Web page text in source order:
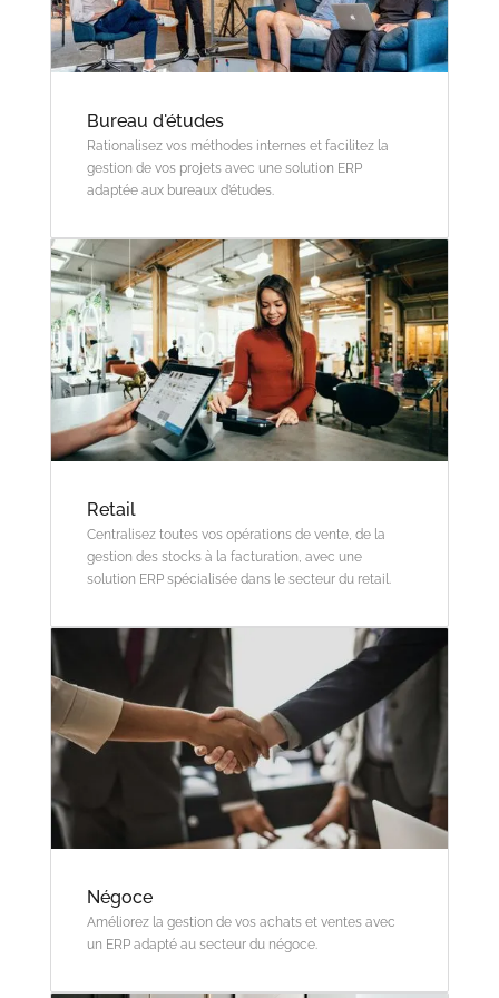
Bureau d'études
Rationalisez vos méthodes internes et facilitez la
gestion de vos projets avec une solution ERP
adaptée aux bureaux d’études.
Retail
Centralisez toutes vos opérations de vente, de la
gestion des stocks à la facturation, avec une
solution ERP spécialisée dans le secteur du retail.
Négoce
Améliorez la gestion de vos achats et ventes avec
un ERP adapté au secteur du négoce.